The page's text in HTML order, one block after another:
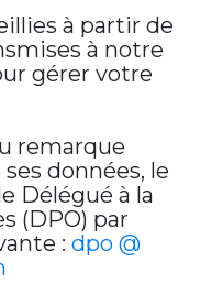
à partir de
à notre
gérer votre
remarque
données, le
Délégué à la
(DPO) par
: dpo @